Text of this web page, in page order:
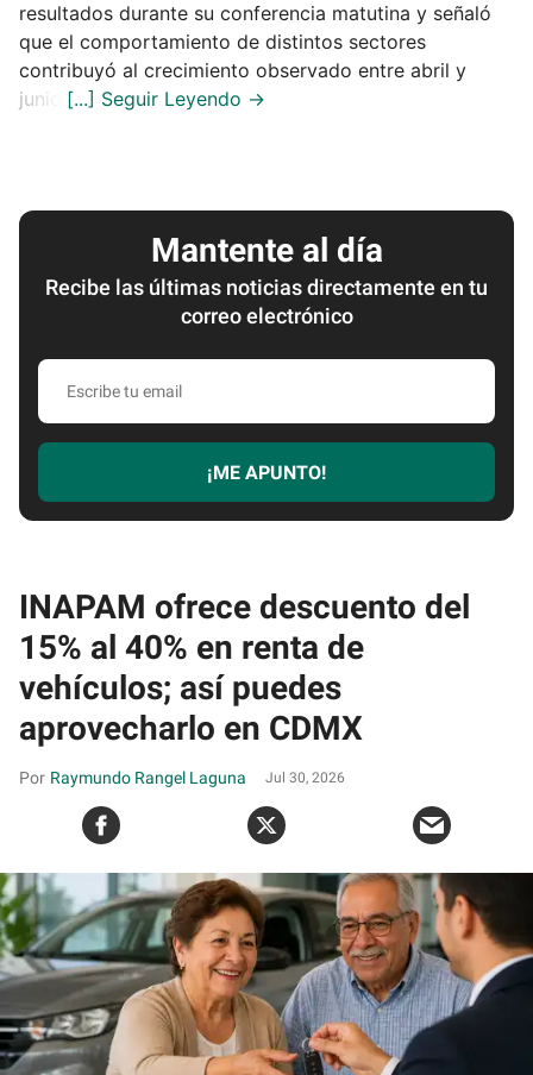
resultados durante su conferencia matutina y señaló
que el comportamiento de distintos sectores
contribuyó al crecimiento observado entre abril y
junio.
Mantente al día
Recibe las últimas noticias directamente en tu
correo electrónico
Escribe
email
¡ME APUNTO!
INAPAM ofrece descuento del
15% al 40% en renta de
vehículos; así puedes
aprovecharlo en CDMX
Raymundo Rangel Laguna Jul 30, 2026